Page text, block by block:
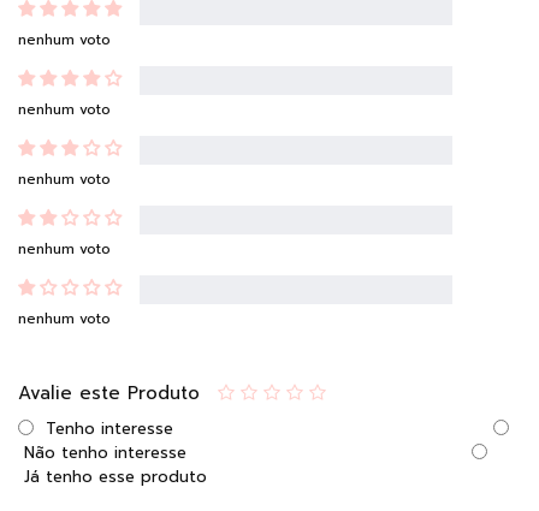
nenhum voto
nenhum voto
nenhum voto
nenhum voto
nenhum voto
Avalie este Produto
Tenho interesse
Não tenho interesse
Já tenho esse produto